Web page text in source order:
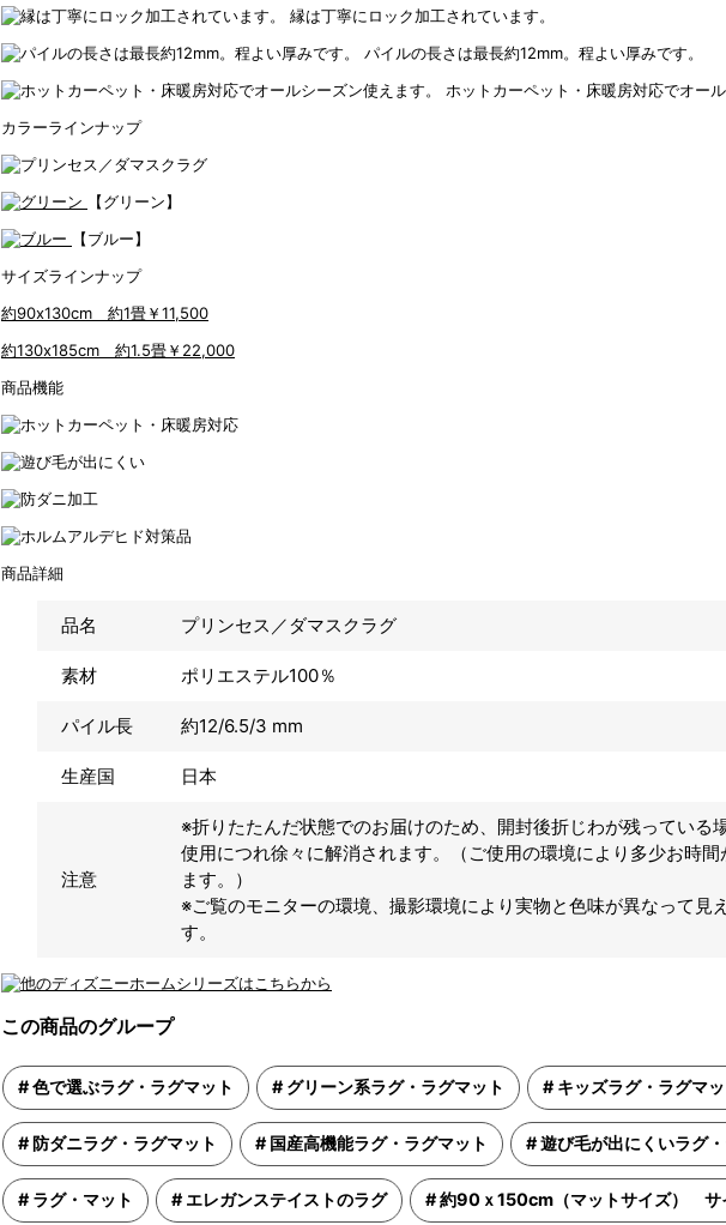
縁は丁寧にロック加工されています。
パイルの長さは最長約12mm。程よい厚みです。
ホットカーペット・床暖房対応でオー
カラーラインナップ
【グリーン】
【ブルー】
サイズラインナップ
約90x130cm 約1畳￥11,500
約130x185cm 約1.5畳￥22,000
商品機能
商品詳細
品名 プリンセス／ダマスクラグ
素材 ポリエステル100％
パイル長 約12/6.5/3 mm
生産国 日本
注意
※折りたたんだ状態でのお届けのため、開封後折じわが残っている
使用につれ徐々に解消されます。（ご使用の環境により多少お時
ます。）
※ご覧のモニターの環境、撮影環境により実物と色味が異なって見
す。
この商品のグループ
色で選ぶラグ・ラグマット グリーン系ラグ・ラグマット キッズラグ・ラグマッ
防ダニラグ・ラグマット 国産高機能ラグ・ラグマット 遊び毛が出にくいラグ
ラグ・マット エレガンステイストのラグ 約90ｘ150cm（マットサイズ） サ